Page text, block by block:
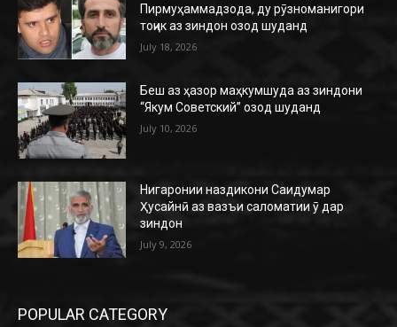
Пирмуҳаммадзода, ду рӯзноманигори
тоҷик аз зиндон озод шуданд
July 18, 2026
Беш аз ҳазор маҳкумшуда аз зиндони
“Якум Советский” озод шуданд
July 10, 2026
Нигаронии наздикони Саидумар
Ҳусайнӣ аз вазъи саломатии ӯ дар
зиндон
July 9, 2026
POPULAR CATEGORY